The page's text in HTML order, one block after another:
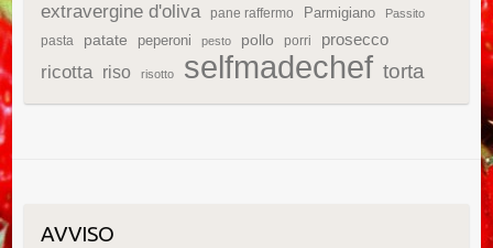
extravergine d'oliva
pane raffermo Parmigiano Passito
pasta patate peperoni pesto pollo porri prosecco
ricotta riso risotto selfmadechef torta
AVVISO